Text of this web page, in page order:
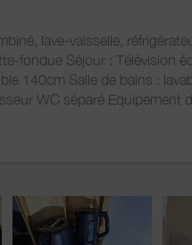
lave-vaisselle,
fondue Séjour : Télévision
140cm Salle de bains :
WC séparé Equipement